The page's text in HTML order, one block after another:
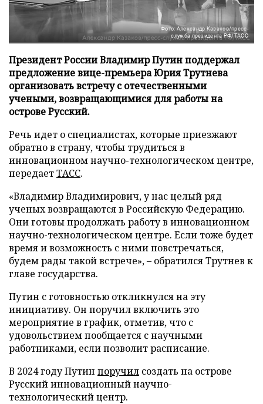
Фото: Александр Казаков/пресс-
служба президента РФ/ТАСС
Президент России Владимир Путин поддержал
предложение вице-премьера Юрия Трутнева
организовать встречу с отечественными
учеными, возвращающимися для работы на
острове Русский.
Речь идет о специалистах, которые приезжают
обратно в страну, чтобы трудиться в
инновационном научно-технологическом центре,
передаетТАСС.
«Владимир Владимирович, у нас целый ряд
ученых возвращаются в Российскую Федерацию.
Они готовы продолжать работу в инновационном
научно-технологическом центре. Если тоже будет
время и возможность с ними повстречаться,
будем рады такой встрече», – обратился Трутнев к
главе государства.
Путин с готовностью откликнулся на эту
инициативу. Он поручил включить это
мероприятие в график, отметив, что с
удовольствием пообщается с научными
работниками, если позволит расписание.
В 2024 году Путин поручил создать на острове
Русский инновационный научно-
технологический центр.